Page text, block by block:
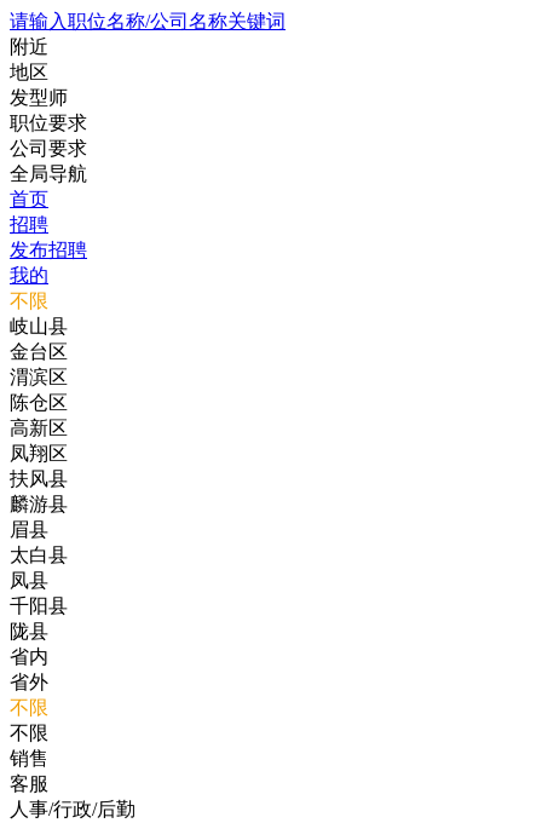
请输入职位名称/公司名称关键词
附近
地区
发型师
职位要求
公司要求
全局导航
首页
招聘
发布招聘
我的
不限
岐山县
金台区
渭滨区
陈仓区
高新区
凤翔区
扶风县
麟游县
眉县
太白县
凤县
千阳县
陇县
省内
省外
不限
不限
销售
客服
人事/行政/后勤